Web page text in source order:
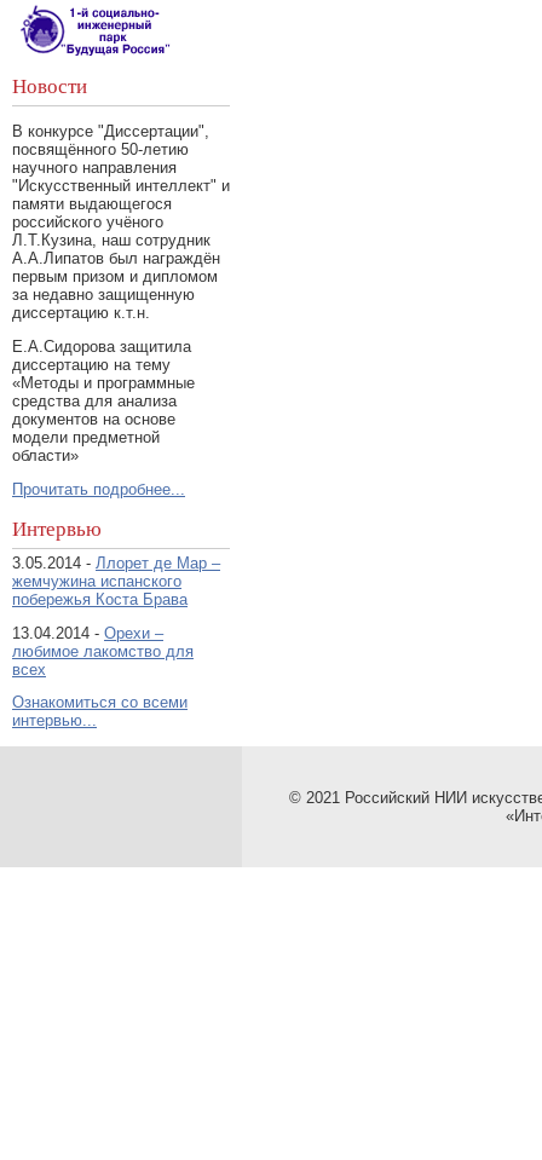
Новости
В конкурсе "Диссертации",
посвящённого 50-летию
научного направления
"Искусственный интеллект" и
памяти выдающегося
российского учёного
Л.Т.Кузина, наш сотрудник
А.А.Липатов был награждён
первым призом и дипломом
за недавно защищенную
диссертацию к.т.н.
Е.А.Сидорова защитила
диссертацию на тему
«Методы и программные
средства для анализа
документов на основе
модели предметной
области»
Прочитать подробнее...
Интервью
3.05.2014 - Ллорет де Мар –
жемчужина испанского
побережья Коста Брава
13.04.2014 - Орехи –
любимое лакомство для
всех
Ознакомиться со всеми
интервью...
© 2021 Российский НИИ